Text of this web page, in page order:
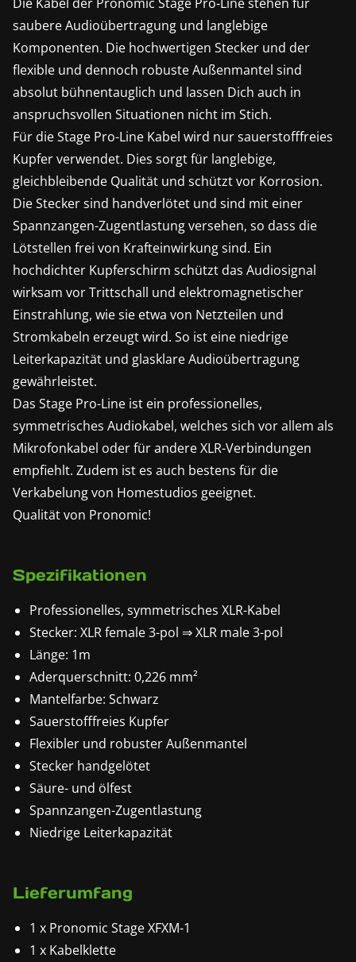
saubere Audioübertragung und langlebige
Komponenten. Die hochwertigen Stecker und der
flexible und dennoch robuste Außenmantel sind
absolut bühnentauglich und lassen Dich auch in
anspruchsvollen Situationen nicht im Stich.
Für die Stage Pro-Line Kabel wird nur sauerstofffreies
Kupfer verwendet. Dies sorgt für langlebige,
gleichbleibende Qualität und schützt vor Korrosion.
Die Stecker sind handverlötet und sind mit einer
Spannzangen-Zugentlastung versehen, so dass die
Lötstellen frei von Krafteinwirkung sind. Ein
hochdichter Kupferschirm schützt das Audiosignal
wirksam vor Trittschall und elektromagnetischer
Einstrahlung, wie sie etwa von Netzteilen und
Stromkabeln erzeugt wird. So ist eine niedrige
Leiterkapazität und glasklare Audioübertragung
gewährleistet.
Das Stage Pro-Line ist ein professionelles,
symmetrisches Audiokabel, welches sich vor allem als
Mikrofonkabel oder für andere XLR-Verbindungen
empfiehlt. Zudem ist es auch bestens für die
Verkabelung von Homestudios geeignet.
Qualität von Pronomic!
Spezifikationen
Professionelles, symmetrisches XLR-Kabel
Stecker: XLR female 3-pol ⇒ XLR male 3-pol
Länge: 1m
Aderquerschnitt: 0,226 mm²
Mantelfarbe: Schwarz
Sauerstofffreies Kupfer
Flexibler und robuster Außenmantel
Stecker handgelötet
Säure- und ölfest
Spannzangen-Zugentlastung
Niedrige Leiterkapazität
Lieferumfang
1 x Pronomic Stage XFXM-1
1 x Kabelklette